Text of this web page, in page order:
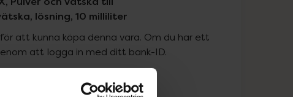
lösning, 10 milliliter
att kunna köpa denna vara. Om du har ett
att logga in med ditt bank-ID.
Pris med recept